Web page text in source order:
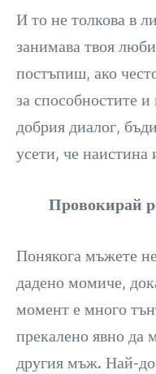
И то не толкова в
занимава твоя
постъпиш, ако
за способностите
добрия диалог,
усети, че
Провокирай
Понякога мъжете
дадено момиче,
момент е много
прекалено явно да
другия мъж. Най-